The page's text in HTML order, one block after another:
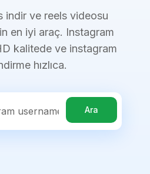
indir ve reels videosu
en iyi araç. Instagram
kalitede ve instagram
hızlıca.
Ara